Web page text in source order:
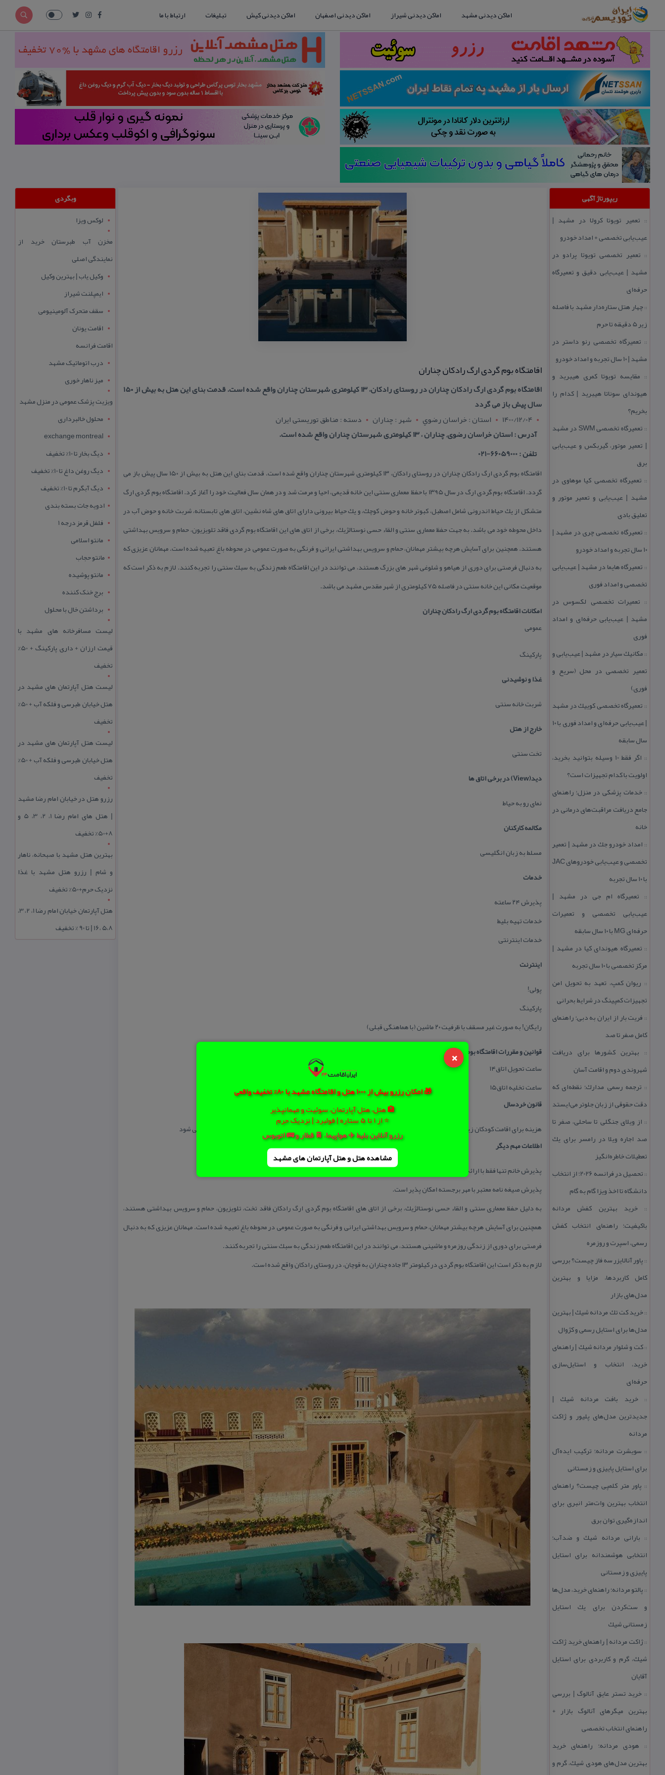
×
🎁 امکان رزرو بیش از 1000 هتل و اقامتگاه مشهد با 80% تخفیف واقعی
🏨 هتل، هتل آپارتمان، سوئیت و مهمانپذیر
⭐ از 1 تا 5 ستاره | فولبرد | نزدیک حرم
رزرو آنلاین بلیط ✈️ هواپیما، 🚆 قطار و 🚌 اتوبوس
مشاهده هتل و هتل‌ آپارتمان های مشهد
اماکن دیدنی مشهد اماکن دیدنی شیراز اماکن دیدنی اصفهان اماکن دیدنی کیش تبلیغات ارتباط با ما
ریپورتاژ آگهی
:: تعمیر تویوتا كرولا در مشهد |
عیب‌یابی تخصصی + امداد خودرو
:: تعمیر تخصصی تویوتا پرادو در
مشهد | عیب‌یابی دقیق و تعمیرگاه
حرفه‌ای
::چهار هتل‌ ستاره‌دار مشهد با فاصله
زیر 5 دقیقه تا حرم
:: تعمیرگاه تخصصی رنو داستر در
مشهد | ۱۰ سال تجربه و امداد خودرو
:: مقایسه تویوتا كمری هیبرید و
هیوندای سوناتا هیبرید | كدام را
بخریم؟
::
تعمیرگاه تخصصی SWM در مشهد
| تعمیر موتور، گیربكس و عیب‌یابی
برق
:: تعمیرگاه تخصصی كیا موهاوی در
مشهد | عیب‌یابی و تعمیر موتور و
تعلیق بادی
:: تعمیرگاه تخصصی چری در مشهد |
۱۰ سال تجربه و امداد خودرو
:: تعمیرگاه هایما در مشهد | عیب‌یابی
تخصصی و امداد فوری
:: تعمیرات تخصصی لكسوس در
مشهد | عیب‌یابی حرفه‌ای و امداد
فوری
:: مكانیك سیار در مشهد | عیب‌یابی و
تعمیر تخصصی در محل (سریع و
فوری)
:: تعمیرگاه تخصصی كوییك در مشهد
| عیب‌یابی حرفه‌ای و امداد فوری با ۱۰
سال سابقه
::
اگر فقط 10 وسیله بتوانید بخرید،
اولویت با كدام تجهیزات است؟
:: خدمات پزشكی در منزل؛ راهنمای
جامع دریافت مراقبت‌های درمانی در
خانه
:: امداد خودرو جك در مشهد | تعمیر
تخصصی و عیب‌یابی خودروهای JAC
با ۱۰ سال تجربه
:: تعمیرگاه ام جی در مشهد |
عیب‌یابی تخصصی و تعمیرات
حرفه‌ای MG با ۱۰ سال سابقه
:: تعمیرگاه هیوندای كیا در مشهد |
مركز تخصصی با ۱۰ سال تجربه
:: ریوان كمپ، تعهد به تحویل امن
تجهیزات كمپینگ در شرایط بحرانی
:: فریت بار از ایران به دبی؛ راهنمای
كامل صفر تا صد
:: بهترین كشورها برای دریافت
شهروندی دوم و اقامت آسان
:: ترجمه رسمی مدارك؛ نقطه‌ای كه
دقت حقوقی از زبان جلوتر می‌ایستد
:: از ویلای جنگلی تا ساحلی، صفر تا
صد اجاره ویلا در رامسر برای یك
تعطیلات خاطره‌انگیز
::
تحصیل در فرانسه 2026؛ از انتخاب
دانشگاه تا اخذ ویزا گام به گام
::خرید بهترین كفش مردانه
باكیفیت؛ راهنمای انتخاب كفش
رسمی، اسپرت و روزمره
:: پاور آنالایزر سه فاز چیست؟ بررسی
كامل كاربردها، مزایا و بهترین
مدل‌های بازار
::خرید كت تك مردانه شیك | بهترین
مدل‌ها برای استایل رسمی و كژوال
::كت و شلوار مردانه شیك | راهنمای
خرید، انتخاب و استایل‌سازی
حرفه‌ای
::خرید بافت مردانه شیك |
جدیدترین مدل‌های پلیور و ژاكت
مردانه
:: سویشرت مردانه؛ تركیب ایده‌آل
برای استایل پاییزی و زمستانی
:: پاور متر كلمپی چیست؟ راهنمای
انتخاب بهترین وات‌متر انبری برای
اندازه‌گیری توان برق
:: بارانی مردانه شیك و ضدآب؛
انتخابی هوشمندانه برای استایل
پاییزی و زمستانی
:: پالتو مردانه؛ راهنمای خرید، مدل‌ها
و ست‌كردن برای یك استایل
زمستانی شیك
::ژاكت مردانه | راهنمای خرید ژاكت
شیك، گرم و كاربردی برای استایل
آقایان
:: خرید تستر عایق آنالوگ | بررسی
بهترین میگرهای آنالوگ بازار +
راهنمای انتخاب تخصصی
:: هودی مردانه؛ راهنمای خرید
بهترین مدل‌های هودی شیك، گرم و
اقامتگاه بوم گردی ارگ رادكان چناران
اقامتگاه بوم گردی ارگ رادكان چناران در روستای رادكان، ۱۳ كیلومتری شهرستان چناران واقع شده است. قدمت بنای این هتل به بیش از ۱۵۰
سال پیش باز می گردد
1400/12/04
استان : خراسان رضوي شهر : چناران
دسته : مناطق توریستی ایران
آدرس : استان خراسان رضوی, چناران ، ۱۳ كیلومتری شهرستان چناران واقع شده است.
تلفن : 66059000-021
اقامتگاه بوم گردی ارگ رادكان چناران در روستای رادكان، ۱۳ كیلومتری شهرستان چناران واقع شده است. قدمت بنای این هتل به بیش از ۱۵۰ سال پیش باز می
گردد. اقامتگاه بوم گردی ارگ در سال ۱۳۹۵ با حفظ معماری سنتی این خانه قدیمی، احیا و مرمت شد و در همان سال فعالیت خود را آغاز كرد. اقامتگاه بوم گردی ارگ
متشكل از یك حیاط اندرونی شامل اصطبل، كبوتر خانه و حوض كوچك، و یك حیاط بیرونی دارای اتاق های شاه نشین، اتاق های تابستانه، شربت خانه و حوض آب در
داخل محوطه خود می باشد. به جهت حفظ معماری سنتی و القاء حسی نوستالژیك، برخی از اتاق های این اقامتگاه بوم گردی فاقد تلویزیون، حمام و سرویس بهداشتی
هستند. همچنین برای آسایش هرچه بیشتر مهمانان، حمام و سرویس بهداشتی ایرانی و فرنگی به صورت عمومی در محوطه باغ تعبیه شده است. مهمانان عزیزی كه
به دنبال فرصتی برای دوری از هیاهو و شلوغی شهر های بزرگ هستند، می توانند در این اقامتگاه طعم زندگی به سبك سنتی را تجربه كنند. لازم به ذكر است كه
موقعیت مكانی این خانه سنتی در فاصله ۷۵ كیلومتری از شهر مقدس مشهد می باشد.
امكانات اقامتگاه بوم گردی ارگ رادكان چناران
عمومی
پاركینگ
غذا و نوشیدنی
شربت خانه سنتی
خارج از هتل
تخت سنتی
دید(View) در برخی اتاق ها
نمای رو به حیاط
مكالمه كاركنان
مسلط به زبان انگلیسی
خدمات
پذیرش ۲۴ ساعته
خدمات تهیه بلیط
خدمات اینترنتی
اینترنت
پولی!
پاركینگ
رایگان! به صورت غیر مسقف با ظرفیت ۲۰ ماشین (با هماهنگی قبلی)
قوانین و مقررات اقامتگاه بوم گردی ارگ رادكان چناران
ساعت تحویل اتاق۱۴
ساعت تخلیه اتاق۱۵
قانون خردسال
هزینه برای اقامت كودكان زیر ۵ سال رایگان، ۵ تا ۱۰ سال در صورت عدم استفاده از سرویس نیمه بها و بالای ۱۰ سال نفر اضافه محاسبه می شود
اطلاعات مهم دیگر
پذیرش خانم تنها فقط با ارائه مدارك شناسایی معتبر امكان پذیر است.
پذیرش صیغه نامه معتبر با مهر برجسته امكان پذیر است.
به دلیل حفظ معماری سنتی و القاء حسی نوستالژیك، برخی از اتاق های اقامتگاه بوم گردی ارگ رادكان فاقد تخت، تلویزیون، حمام و سرویس بهداشتی هستند،
همچنین برای آسایش هرچه بیشتر مهمانان، حمام و سرویس بهداشتی ایرانی و فرنگی به صورت عمومی در محوطه باغ تعبیه شده است. مهمانان عزیزی كه به دنبال
فرصتی برای دوری از زندگی روزمره و ماشینی هستند، می توانند در این اقامتگاه طعم زندگی به سبك سنتی را تجربه كنند.
لازم به ذكر است این اقامتگاه بوم گردی در كیلومتر ۱۳ جاده چناران به قوچان، در روستای رادكان واقع شده است.
وبگردی
لوکس ویزا
مخزن آب طبرستان خرید از
نمایندگی اصلی
وکیل یاب | بهترین وکیل
ایمپلنت شیراز
سقف متحرک آلومینیومی
اقامت یونان
اقامت فرانسه
درب اتوماتیک مشهد
میز ناهار خوری
ویزیت پزشک عمومی در منزل مشهد
محلول خالبرداری
exchange montreal
دیگ بخار تا 10% تخفیف
دیگ روغن داغ تا 10% تخفیف
دیگ آبگرم تا 10% تخفیف
ادویه جات بسته بندی
فلفل قرمز درجه 1
مانتو اسلامی
مانتو حجاب
مانتو پوشیده
برج خنک کننده
برداشتن خال با محلول
لیست مسافرخانه های مشهد با
قیمت ارزان + داری پارکینگ + 50%
تخفیف
لیست هتل آپارتمان های مشهد در
هتل خیابان طبرسی و فلکه آب + 50%
تخفیف
لیست هتل آپارتمان های مشهد در
هتل خیابان طبرسی و فلکه آب + 50%
تخفیف
رزرو هتل در خیابان امام رضا مشهد
| هتل‌ های امام رضا 1، 2، 3، 5 و
8+50% تخفیف
بهترین هتل مشهد با صبحانه، ناهار
و شام | رزرو هتل مشهد با غذا
نزدیک حرم+50% تخفیف
هتل آپارتمان خیابان امام رضا 1، 2، 3،
5،8 ،16 | تا 90 % تخفیف